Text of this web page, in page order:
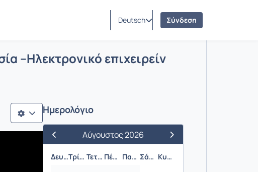
Deutsch Σύνδεση
–Ηλεκτρονικό επιχειρείν 2021]
–Ηλεκτρονικό επιχειρείν
Ημερολόγιο
Προηγούμενος Μήνας
Αύγουστος 2026
Επόμενος Μήνας
Δευτέρα
Τρίτη Τετάρτη Πέμπτη Παρασκευή Σάββατο Κυριακή